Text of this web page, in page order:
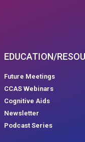
EDUCATION/
Future Meetings
CCAS Webinars
Cognitive Aids
Newsletter
Podcast Series